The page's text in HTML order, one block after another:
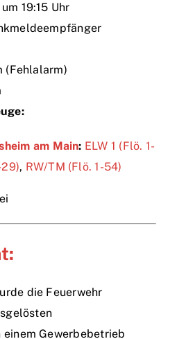
19:15 Uhr
(Fehlalarm)
am Main: ELW 1 (Flö. 1-
29), RW/TM (Flö. 1-54)
die Feuerwehr
Gewerbebetrieb